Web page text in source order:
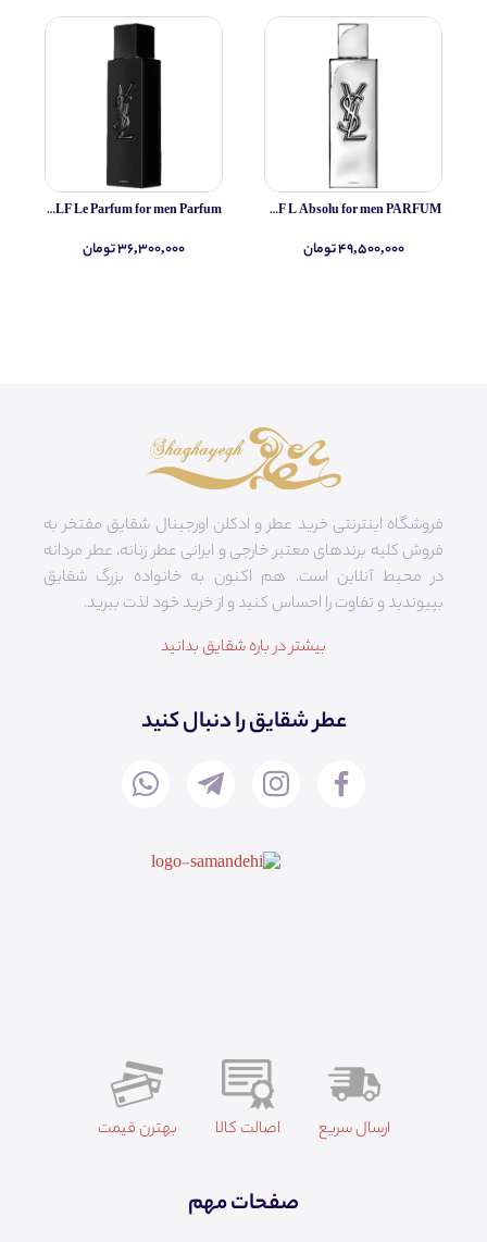
Yves Saint Laurent MYSLF L Absolu for men PARFUM
۴۹,۵۰۰,۰۰۰ تومان
Yves Saint Laurent MYSLF Le Parfum for men Parfum
۳۶,۳۰۰,۰۰۰ تومان
فروشگاه اینترنتی خرید عطر و ادکلن اورجینال شقایق مفتخر به
فروش کلیه برندهای معتبر خارجی و ایرانی عطر زنانه، عطر مردانه
در محیط آنلاین است. هم‌ اکنون به خانواده بزرگ شقایق
بپیوندید و تفاوت را احساس کنید و از خرید خود لذت ببرید.
بیشتر در باره شقایق بدانید
عطر شقایق را دنبال کنید
ارسال سریع اصالت کالا بهترن قیمت
صفحات مهم